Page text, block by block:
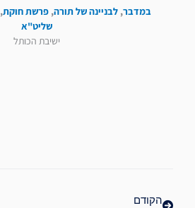
במדבר, לבניינה של תורה, פרשת חוקת,
שליט"א
ישיבת הכותל
הקודם